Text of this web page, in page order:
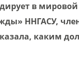
в
ННГАСУ,
каким